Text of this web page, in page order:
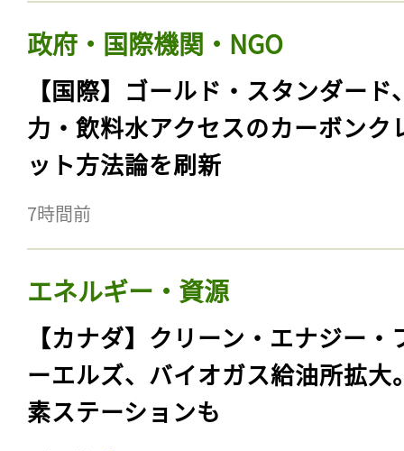
政府・国際機関・NGO
【国際】ゴールド・スタンダード
力・飲料水アクセスのカーボンク
ット方法論を刷新
7時間前
エネルギー・資源
【カナダ】クリーン・エナジー・
ーエルズ、バイオガス給油所拡大
素ステーションも